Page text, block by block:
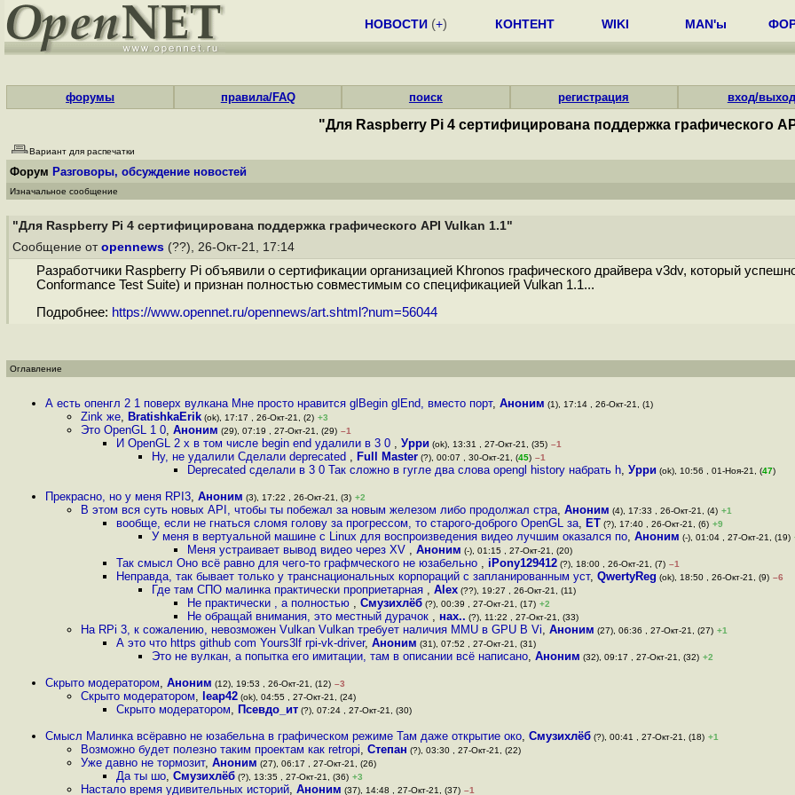
НОВОСТИ (+) КОНТЕНТ WIKI MAN'ы
форумы правила/FAQ поиск регистрация вход/выход
"Для Raspberry Pi 4 сертифицирована поддержка графического
Вариант для распечатки
Форум Разговоры, обсуждение новостей
Изначальное сообщение
"Для Raspberry Pi 4 сертифицирована поддержка графического API Vulkan 1.1"
Сообщение от opennews (??), 26-Окт-21, 17:14
Разработчики Raspberry Pi объявили о сертификации организацией Khronos графического драйвера v3dv, который
Conformance Test Suite) и признан полностью совместимым со спецификацией Vulkan 1.1...
Подробнее: https://www.opennet.ru/opennews/art.shtml?num=56044
Оглавление
А есть опенгл 2 1 поверх вулкана Мне просто нравится glBegin glEnd, вместо порт, Аноним (1), 17:14 , 26-Окт-21, (1)
Zink же, BratishkaErik (ok), 17:17 , 26-Окт-21, (2) +3
Это OpenGL 1 0, Аноним (29), 07:19 , 27-Окт-21, (29) –1
И OpenGL 2 x в том числе begin end удалили в 3 0 , Урри (ok), 13:31 , 27-Окт-21, (35) –1
Ну, не удалили Сделали deprecated , Full Master (?), 00:07 , 30-Окт-21, (45) –1
Deprecated сделали в 3 0 Так сложно в гугле два слова opengl history набрать h, Урри (ok), 10:56 , 01-Ноя-21, (47)
Прекрасно, но у меня RPI3, Аноним (3), 17:22 , 26-Окт-21, (3) +2
В этом вся суть новых API, чтобы ты побежал за новым железом либо продолжал стра, Аноним (4), 17:33 , 26-Окт-21, (4) +1
вообще, если не гнаться сломя голову за прогрессом, то старого-доброго OpenGL за, ET (?), 17:40 , 26-Окт-21, (6) +9
У меня в вертуальной машине с Linux для воспроизведения видео лучшим оказался по, Аноним (-), 01:04 , 27-Окт-21, (19)
Меня устраивает вывод видео через XV , Аноним (-), 01:15 , 27-Окт-21, (20)
Так смысл Оно всё равно для чего-то графмческого не юзабельно , iPony129412 (?), 18:00 , 26-Окт-21, (7) –1
Неправда, так бывает только у транснациональных корпораций с запланированным уст, QwertyReg (ok), 18:50 , 26-Окт-21, (9) –6
Где там СПО малинка практически проприетарная , Alex (??), 19:27 , 26-Окт-21, (11)
Не практически , а полностью , Смузихлёб (?), 00:39 , 27-Окт-21, (17) +2
Не обращай внимания, это местный дурачок , нах.. (?), 11:22 , 27-Окт-21, (33)
На RPi 3, к сожалению, невозможен Vulkan Vulkan требует наличия MMU в GPU В Vi, Аноним (27), 06:36 , 27-Окт-21, (27) +1
А это что https github com Yours3lf rpi-vk-driver, Аноним (31), 07:52 , 27-Окт-21, (31)
Это не вулкан, а попытка его имитации, там в описании всё написано, Аноним (32), 09:17 , 27-Окт-21, (32) +2
Скрыто модератором, Аноним (12), 19:53 , 26-Окт-21, (12) –3
Скрыто модератором, leap42 (ok), 04:55 , 27-Окт-21, (24)
Скрыто модератором, Псевдо_ит (?), 07:24 , 27-Окт-21, (30)
Смысл Малинка всёравно не юзабельна в графическом режиме Там даже открытие око, Смузихлёб (?), 00:41 , 27-Окт-21, (18) +1
Возможно будет полезно таким проектам как retropi, Степан (?), 03:30 , 27-Окт-21, (22)
Уже давно не тормозит, Аноним (27), 06:17 , 27-Окт-21, (26)
Да ты шо, Смузихлёб (?), 13:35 , 27-Окт-21, (36) +3
Настало время удивительных историй, Аноним (37), 14:48 , 27-Окт-21, (37) –1